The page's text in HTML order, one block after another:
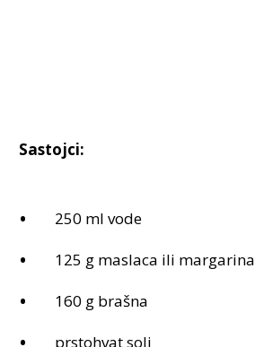
Sastojci:
250 ml vode
125 g maslaca ili margarina
160 g brašna
prstohvat soli